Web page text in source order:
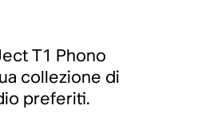
T1 Phono
collezione di
preferiti.